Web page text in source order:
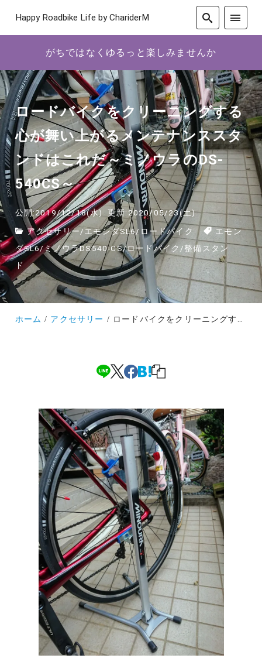
Happy Roadbike Life by ChariderM
がちではなくゆるっと楽しみませんか
ロードバイクをクリーニングする
心が舞い上がるメンテナンススタ
ンドはこれだ～ミノウラのDS-
540CS～
公開:2019/12/18(水) 更新:2020/05/23(土)
アクセサリー/エモンダSL6/ ロードバイク
エモン
ダSL6/ミノウラDS540-CS/ロードバイク /整備スタン
ド
ホーム アクセサリー ロードバイクをクリーニングする心が舞い上がるメンテナンススタンドはこれだ～ミノウラのDS-540CS～